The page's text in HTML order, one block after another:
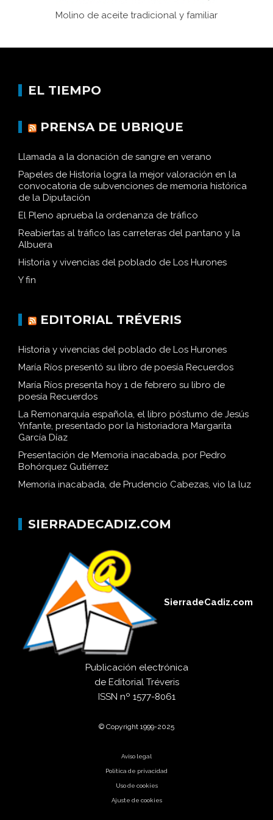
Molino de aceite tradicional y familiar
EL TIEMPO
PRENSA DE UBRIQUE
Llamada a la donación de sangre en verano
Papeles de Historia logra la mejor valoración en la
convocatoria de subvenciones de memoria histórica
de la Diputación
El Pleno aprueba la ordenanza de tráfico
Reabiertas al tráfico las carreteras del pantano y la
Albuera
Historia y vivencias del poblado de Los Hurones
Y fin
EDITORIAL TRÉVERIS
Historia y vivencias del poblado de Los Hurones
María Ríos presentó su libro de poesía Recuerdos
María Ríos presenta hoy 1 de febrero su libro de
poesía Recuerdos
La Remonarquía española, el libro póstumo de Jesús
Ynfante, presentado por la historiadora Margarita
García Díaz
Presentación de Memoria inacabada, por Pedro
Bohórquez Gutiérrez
Memoria inacabada, de Prudencio Cabezas, vio la luz
SIERRADECADIZ.COM
SierradeCadiz.com
Publicación electrónica
de Editorial Tréveris
ISSN nº 1577-8061
© Copyright 1999-2025
Aviso legal
Política de privacidad
Uso de cookies
Ajuste de cookies